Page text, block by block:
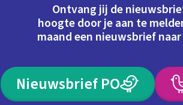
Ontvang jij de
hoogte door je aan te
maand een nieuwsbrief
Nieuwsbrief PO